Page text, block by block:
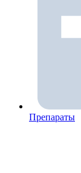
Препараты